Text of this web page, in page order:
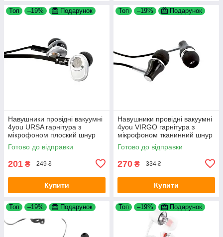
Топ –19% Подарунок
Навушники провідні вакуумні
4you URSA гарнітура з
мікрофоном плоский шнур
1.2m Black
Готово до відправки
201 ₴ 249 ₴
Купити
Топ –19% Подарунок
Навушники провідні вакуумні
4you VIRGO гарнітура з
мікрофоном тканинний шнур
1.2m Black
Готово до відправки
270 ₴ 334 ₴
Купити
Топ –19% Подарунок Топ –19% Подарунок